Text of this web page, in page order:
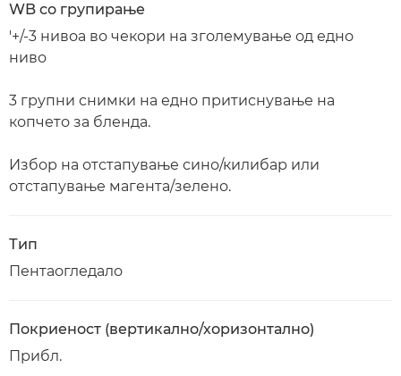
WB со групирање
'+/-3 нивоа во чекори на зголемување од едно
ниво
3 групни снимки на едно притиснување на
копчето за бленда.
Избор на отстапување сино/килибар или
отстапување магента/зелено.
Тип
Пентаогледало
Покриеност (вертикално/хоризонтално)
Прибл.